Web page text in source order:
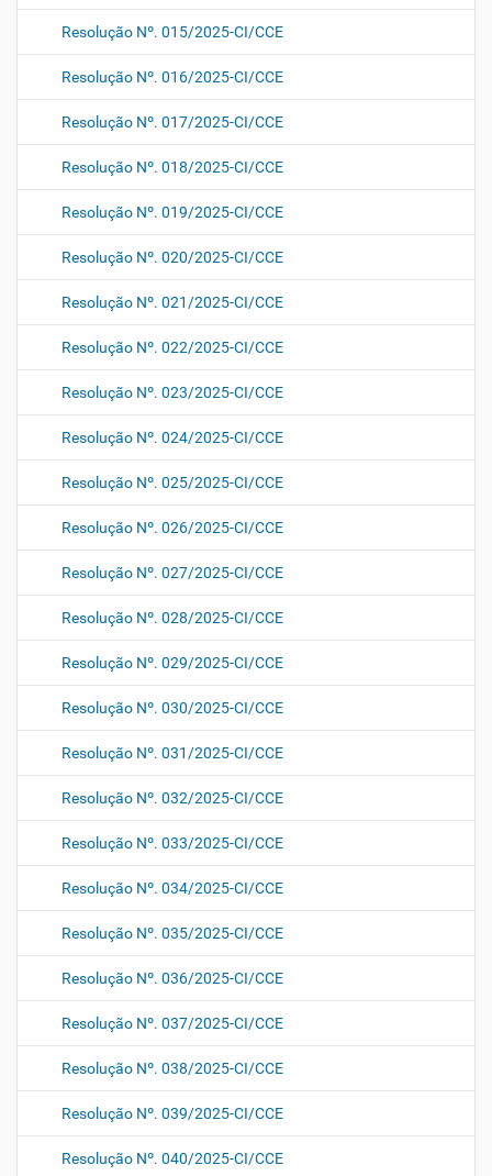
Resolução Nº. 015/2025-CI/CCE
Resolução Nº. 016/2025-CI/CCE
Resolução Nº. 017/2025-CI/CCE
Resolução Nº. 018/2025-CI/CCE
Resolução Nº. 019/2025-CI/CCE
Resolução Nº. 020/2025-CI/CCE
Resolução Nº. 021/2025-CI/CCE
Resolução Nº. 022/2025-CI/CCE
Resolução Nº. 023/2025-CI/CCE
Resolução Nº. 024/2025-CI/CCE
Resolução Nº. 025/2025-CI/CCE
Resolução Nº. 026/2025-CI/CCE
Resolução Nº. 027/2025-CI/CCE
Resolução Nº. 028/2025-CI/CCE
Resolução Nº. 029/2025-CI/CCE
Resolução Nº. 030/2025-CI/CCE
Resolução Nº. 031/2025-CI/CCE
Resolução Nº. 032/2025-CI/CCE
Resolução Nº. 033/2025-CI/CCE
Resolução Nº. 034/2025-CI/CCE
Resolução Nº. 035/2025-CI/CCE
Resolução Nº. 036/2025-CI/CCE
Resolução Nº. 037/2025-CI/CCE
Resolução Nº. 038/2025-CI/CCE
Resolução Nº. 039/2025-CI/CCE
Resolução Nº. 040/2025-CI/CCE